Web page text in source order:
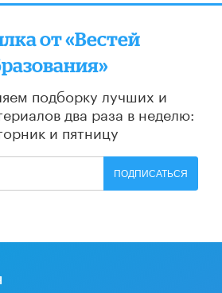
от «Вестей
подборку лучших и
два раза в неделю:
и пятницу
ПОДПИСАТЬСЯ